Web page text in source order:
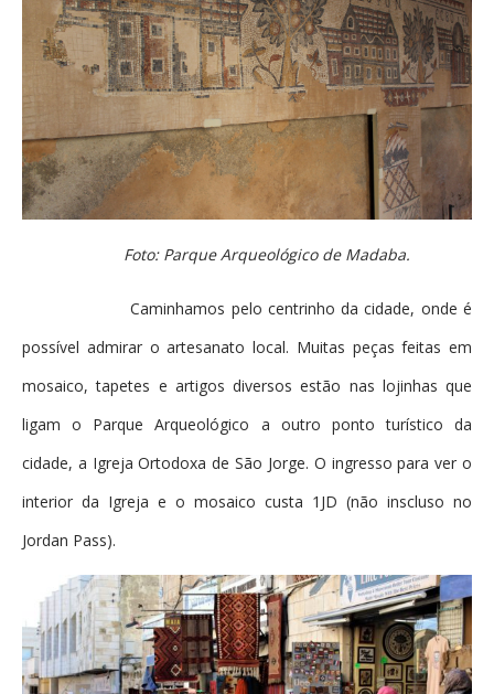
Foto: Parque Arqueológico de Madaba.
Caminhamos pelo centrinho da cidade, onde é
possível admirar o artesanato local. Muitas peças feitas em
mosaico, tapetes e artigos diversos estão nas lojinhas que
ligam o Parque Arqueológico a outro ponto turístico da
cidade, a Igreja Ortodoxa de São Jorge. O ingresso para ver o
interior da Igreja e o mosaico custa 1JD (não inscluso no
Jordan Pass).